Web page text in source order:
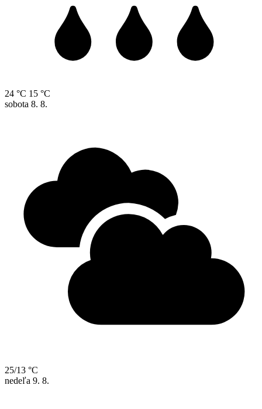
24 °C 15 °C
sobota 8. 8.
25/13 °C
nedeľa 9. 8.